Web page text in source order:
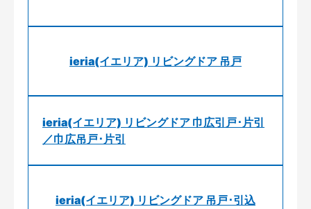
ieria(イエリア) リビングドア 吊戸
ieria(イエリア) リビングドア 巾広引戸･片引
／巾広吊戸･片引
ieria(イエリア) リビングドア 吊戸･引込